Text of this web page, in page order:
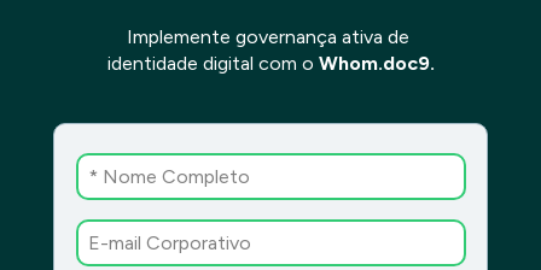
Implemente governança ativa de
identidade digital com o Whom.doc9.